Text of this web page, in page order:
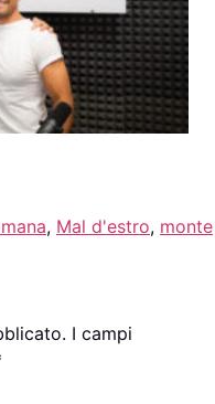
, Mal d'estro, monte
I campi